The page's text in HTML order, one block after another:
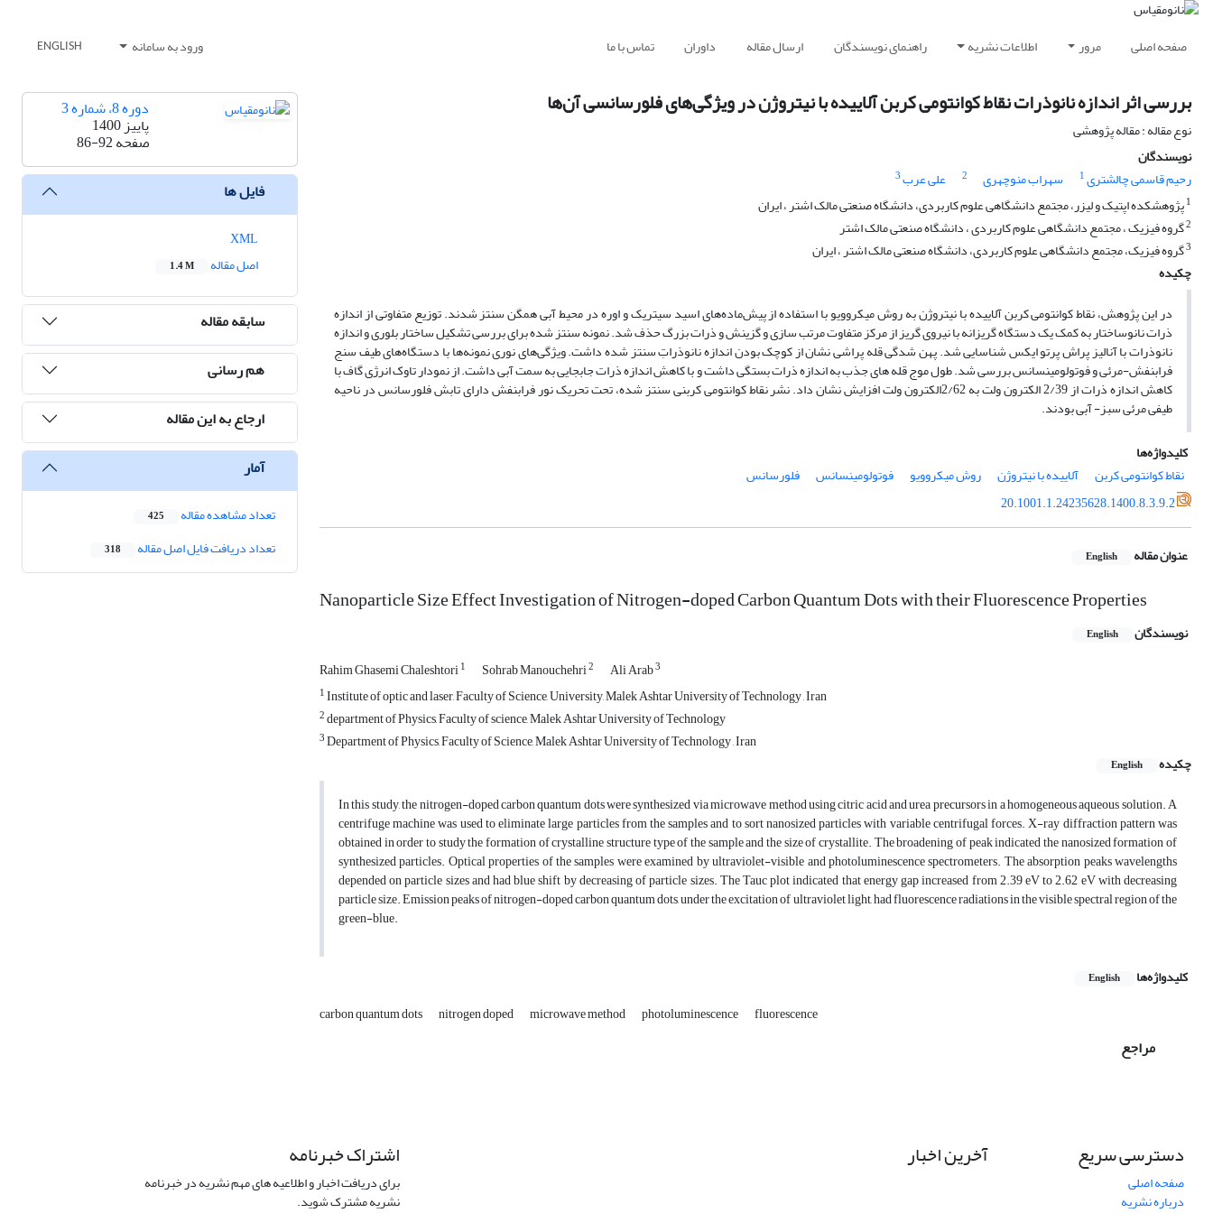
صفحه اصلی مرور اطلاعات نشریه راهنمای نویسندگان ارسال مقاله داوران تماس با ما ورود به سامانه ENGLISH
بررسی اثر اندازه‌ نانوذرات نقاط کوانتومی کربن آلاییده با نیتروژن در ویژگی‌های فلورسانسی آن‌ها
نوع مقاله : مقاله پژوهشی
نویسندگان
رحیم قاسمی چالشتری1 سهراب منوچهری 2 علی عرب3
1پژوهشکده اپتیک و لیزر، مجتمع دانشگاهی علوم کاربردی، دانشگاه صنعتی مالک اشتر ، ایران
2گروه فیزیک ، مجتمع دانشگاهی علوم کاربردی ، دانشگاه صنعتی مالک اشتر
3گروه فیزیک، مجتمع دانشگاهی علوم کاربردی، دانشگاه صنعتی مالک اشتر ، ایران
چکیده
در این پژوهش، نقاط کوانتومی کربن آلاییده با نیتروژن به روش میکروویو با استفاده از پیش‌ماده‌های اسید سیتریک و اوره در محیط آبی همگن سنتز شدند. توزیع متفاوتی از اندازه
ذرات نانوساختار به کمک یک دستگاه گریزانه با نیروی گریز از مرکز متفاوت مرتب سازی و گزینش و ذرات بزرگ حذف شد. نمونه سنتز شده برای بررسی تشکیل ساختار بلوری و اندازه
نانوذرات با آنالیز پراش پرتو ایکس شناسایی شد. پهن شدگی قله پراشی نشان از کوچک بودن اندازه نانوذراتِ سنتز شده داشت. ویژگی‌های نوری نمونه‌ها با دستگاه‌های طیف سنج
فرابنفش-مرئی و فوتولومینسانس بررسی شد. طول موج قله های جذب به اندازه ذرات بستگی داشت و با کاهش اندازه ذرات جابجایی به سمت آبی داشت. از نمودار تاوک انرژی گاف با
کاهش اندازه ذرات از 2/39 الکترون ولت به 2/62الکترون ولت افزایش نشان داد. نشر نقاط کوانتومی کربنی سنتز شده، تحت تحریک نور فرابنفش دارای تابش فلورسانس در ناحیه
طیفی مرئی سبز- آبی بودند.
کلیدواژه‌ها
نقاط کوانتومی کربن
آلاییده با نیتروژن روش میکروویو فوتولومینسانس
فلورسانس
20.1001.1.24235628.1400.8.3.9.2
عنوان مقاله English
Nanoparticle Size Effect Investigation of Nitrogen-doped Carbon Quantum Dots with their Fluorescence Properties
نویسندگان English
Rahim Ghasemi Chaleshtori1 Sohrab Manouchehri2 Ali Arab3
1Institute of optic and laser, Faculty of Science, University, Malek Ashtar University of Technology , Iran
2department of Physics, Faculty of science, Malek Ashtar University of Technology
3Department of Physics, Faculty of Science, Malek Ashtar University of Technology , Iran
چکیده
English
In this study, the nitrogen-doped carbon quantum dots were synthesized via microwave method using citric acid and urea precursors in a homogeneous aqueous solution. A
centrifuge machine was used to eliminate large particles from the samples and to sort nanosized particles with variable centrifugal forces. X-ray diffraction pattern was
obtained in order to study the formation of crystalline structure type of the sample and the size of crystallite. The broadening of peak indicated the nanosized formation of
synthesized particles. Optical properties of the samples were examined by ultraviolet-visible and photoluminescence spectrometers. The absorption peaks wavelengths
depended on particle sizes and had blue shift by decreasing of particle sizes. The Tauc plot indicated that energy gap increased from 2.39 eV to 2.62 eV with decreasing
particle size. Emission peaks of nitrogen-doped carbon quantum dots, under the excitation of ultraviolet light, had fluorescence radiations in the visible spectral region of the
green-blue.
کلیدواژه‌ها English
carbon quantum dots nitrogen doped microwave method photoluminescence fluorescence
مراجع
دوره 8، شماره 3
پاییز 1400
صفحه86-92
فایل ها
اصل مقاله
1.4 M
سابقه مقاله
هم رسانی
ارجاع به این مقاله
آمار
تعداد مشاهده مقاله 425
تعداد دریافت فایل اصل مقاله 318
دسترسی سریع
صفحه اصلی
درباره نشریه
آخرین اخبار اشتراک خبرنامه
برای دریافت اخبار و اطلاعیه های مهم نشریه در خبرنامه
نشریه مشترک شوید.